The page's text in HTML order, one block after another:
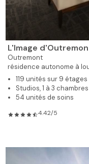
L'Image
Outremont
résidence autonome à
119 unités sur 9 étages
Studios, 1 à 3 chambres
54 unités de soins
4.42/5